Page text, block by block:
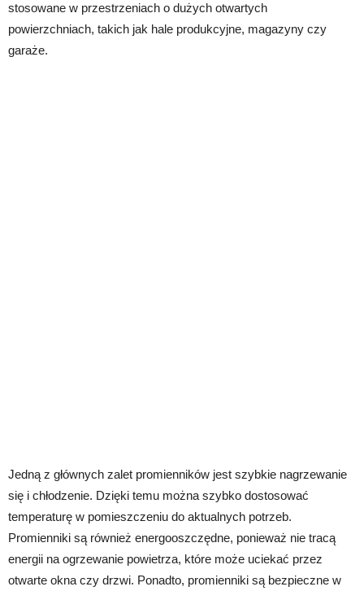
stosowane w przestrzeniach o dużych otwartych
powierzchniach, takich jak hale produkcyjne, magazyny czy
garaże.
Jedną z głównych zalet promienników jest szybkie nagrzewanie
się i chłodzenie. Dzięki temu można szybko dostosować
temperaturę w pomieszczeniu do aktualnych potrzeb.
Promienniki są również energooszczędne, ponieważ nie tracą
energii na ogrzewanie powietrza, które może uciekać przez
otwarte okna czy drzwi. Ponadto, promienniki są bezpieczne w